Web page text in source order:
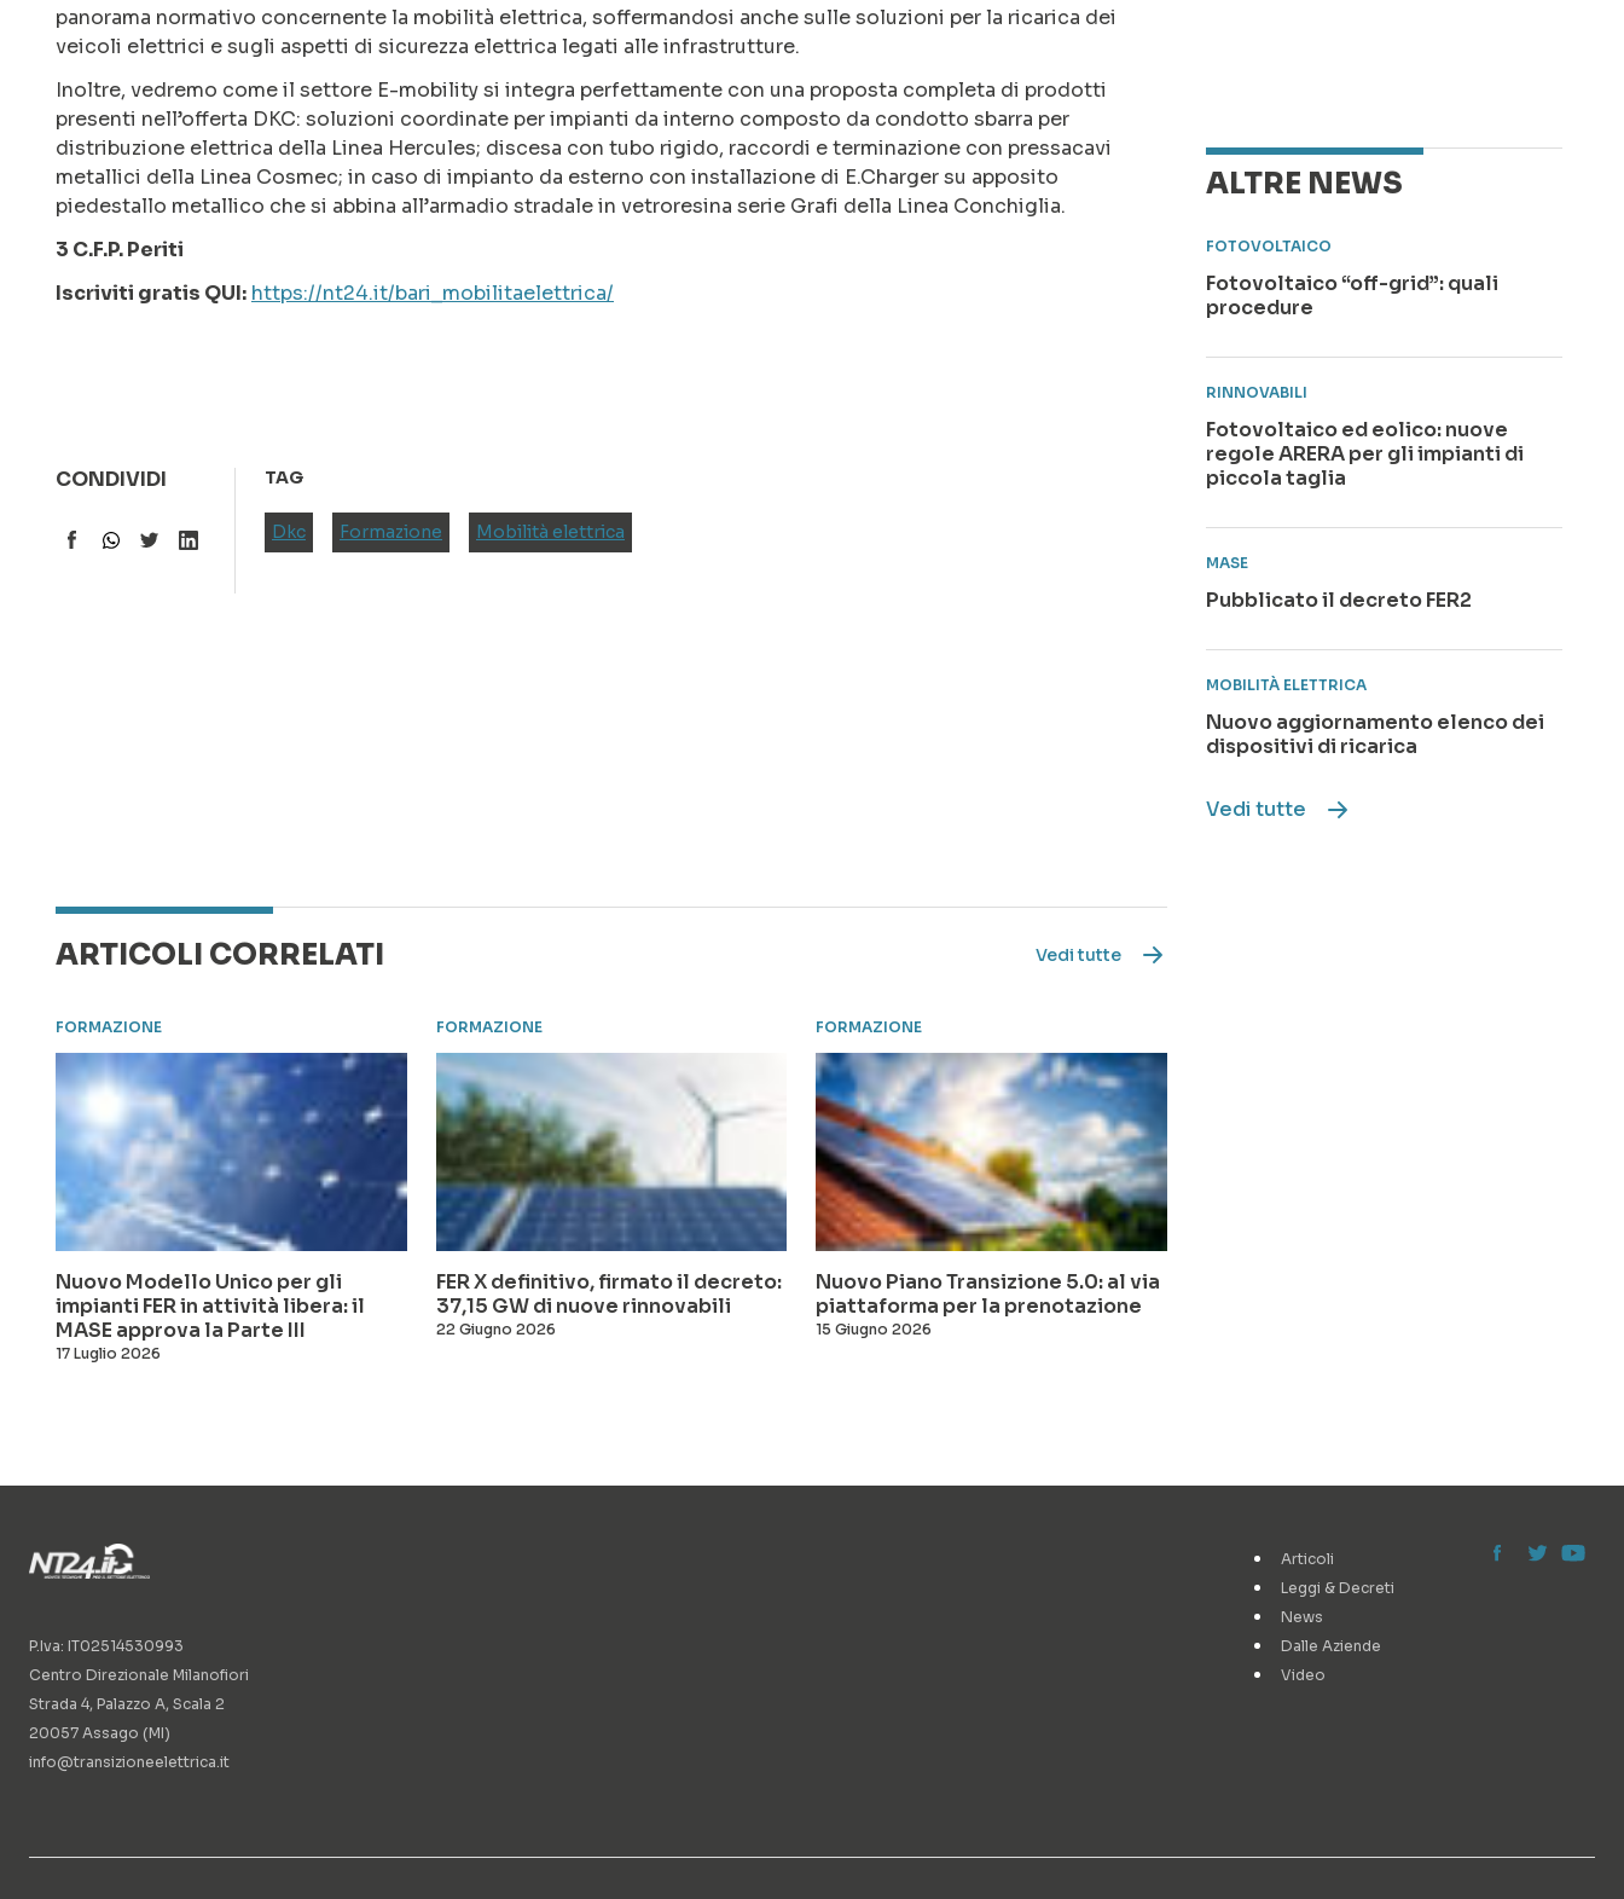
panorama normativo concernente la mobilità elettrica, soffermandosi anche sulle soluzioni per la ricarica dei
veicoli elettrici e sugli aspetti di sicurezza elettrica legati alle infrastrutture.
Inoltre, vedremo come il settore E-mobility si integra perfettamente con una proposta completa di prodotti
presenti nell’offerta DKC: soluzioni coordinate per impianti da interno composto da condotto sbarra per
distribuzione elettrica della Linea Hercules; discesa con tubo rigido, raccordi e terminazione con pressacavi
metallici della Linea Cosmec; in caso di impianto da esterno con installazione di E.Charger su apposito
piedestallo metallico che si abbina all’armadio stradale in vetroresina serie Grafi della Linea Conchiglia.
3 C.F.P. Periti
Iscriviti gratis QUI: https://nt24.it/bari_mobilitaelettrica/
CONDIVIDI TAG
Dkc Formazione Mobilità elettrica
ALTRE NEWS
FOTOVOLTAICO
Fotovoltaico “off-grid”: quali
procedure
RINNOVABILI
Fotovoltaico ed eolico: nuove
regole ARERA per gli impianti di
piccola taglia
MASE
Pubblicato il decreto FER2
MOBILITÀ ELETTRICA
Nuovo aggiornamento elenco dei
dispositivi di ricarica
Vedi tutte
ARTICOLI CORRELATI Vedi tutte
FORMAZIONE
Nuovo Modello Unico per gli
impianti FER in attività libera: il
MASE approva la Parte III
17 Luglio 2026
FORMAZIONE
FER X definitivo, firmato il decreto:
37,15 GW di nuove rinnovabili
22 Giugno 2026
FORMAZIONE
Nuovo Piano Transizione 5.0: al via
piattaforma per la prenotazione
15 Giugno 2026
P.Iva: IT02514530993
Centro Direzionale Milanofiori
Strada 4, Palazzo A, Scala 2
20057 Assago (MI)
info@transizioneelettrica.it
Articoli
Leggi & Decreti
News
Dalle Aziende
Video